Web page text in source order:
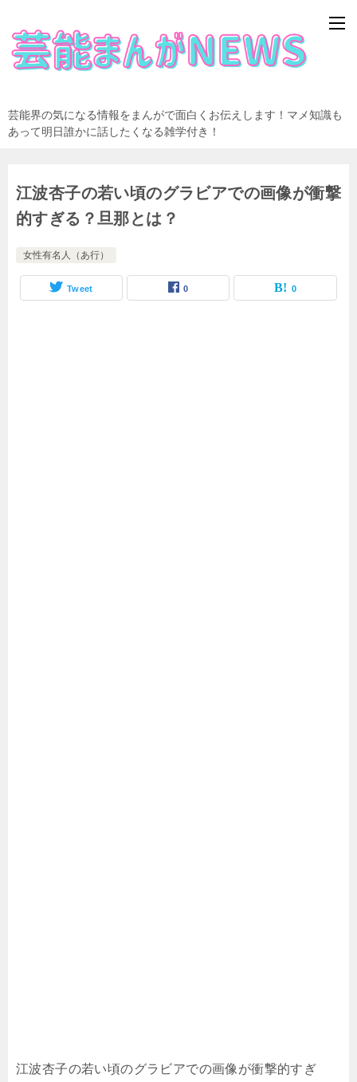
芸能界の気になる情報をまんがで面白くお伝えします！マメ知識も
あって明日誰かに話したくなる雑学付き！
江波杏子の若い頃のグラビアでの画像が衝撃
的すぎる？旦那とは？
女性有名人（あ行）
Tweet 0 0
江波杏子の若い頃のグラビアでの画像が衝撃的すぎ